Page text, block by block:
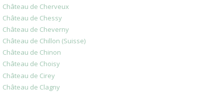
Château de Cherveux
Château de Chessy
Château de Cheverny
Château de Chillon (Suisse)
Château de Chinon
Château de Choisy
Château de Cirey
Château de Clagny